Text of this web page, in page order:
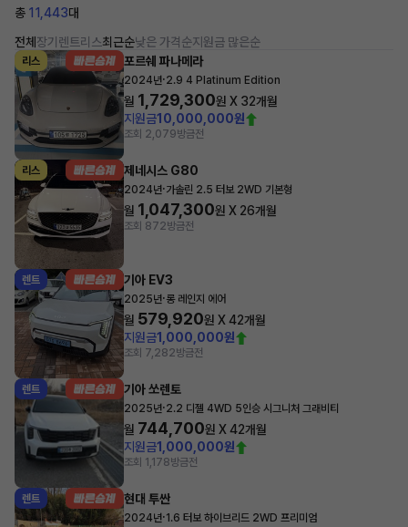
총 11,443대
전체 장기렌트리스최근순낮은 가격순지원금 많은순
리스 포르쉐 파나메라
2024년·2.9 4 Platinum Edition
월 1,729,300원 X 32개월
지원금10,000,000원
조회 2,079방금전
리스 제네시스 G80
2024년·가솔린 2.5 터보 2WD 기본형
월 1,047,300원 X 26개월
조회 872방금전
렌트 기아 EV3
2025년·롱 레인지 에어
월 579,920원 X42개월
지원금1,000,000원
조회 7,282방금전
렌트 기아 쏘렌토
2025년·2.2 디젤 4WD 5인승 시그니처 그래비티
월 744,700원 X42개월
지원금1,000,000원
조회 1,178방금전
렌트 현대 투싼
2024년·1.6 터보 하이브리드 2WD 프리미엄